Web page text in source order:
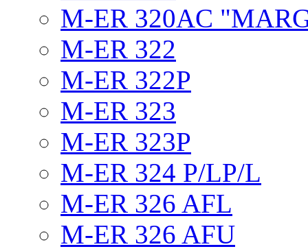
M-ER 320AC
M-ER 322
M-ER 322P
M-ER 323
M-ER 323P
M-ER 324 P/LP/L
M-ER 326 AFL
M-ER 326 AFU